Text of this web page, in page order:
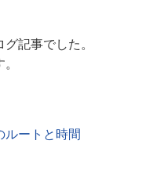
記事でした。
ルートと時間